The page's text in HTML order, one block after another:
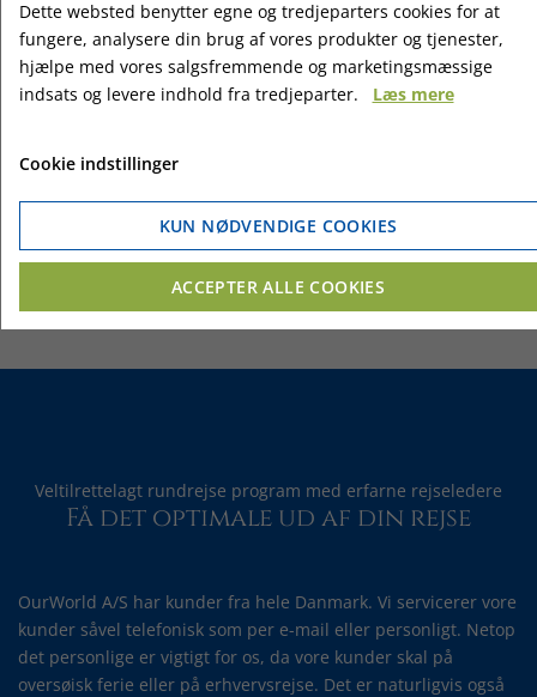
Rostock Neuer Markt
Veltilrettelagt rundrejse program med erfarne rejseledere
Få det optimale ud af din rejse
OurWorld A/S har kunder fra hele Danmark. Vi servicerer vore
kunder såvel telefonisk som per e-mail eller personligt. Netop
det personlige er vigtigt for os, da vore kunder skal på
oversøisk ferie eller på erhvervsrejse. Det er naturligvis også
Dette websted benytter egne og tredjeparters cookies for at
fungere, analysere din brug af vores produkter og tjenester,
hjælpe med vores salgsfremmende og marketingsmæssige
indsats og levere indhold fra tredjeparter.
Læs mere
Cookie indstillinger
KUN NØDVENDIGE COOKIES
ACCEPTER ALLE COOKIES